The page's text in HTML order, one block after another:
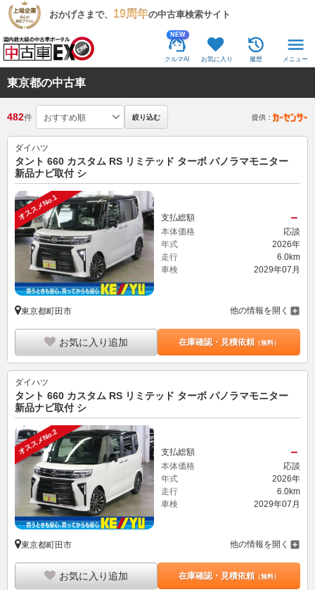
おかげさまで、 19周年の中古車検索サイト
NEW
クルマAI お気に入り 履歴 メニュー
東京都の中古車
482件 絞り込む 提供：
ダイハツ
タント 660 カスタム RS リミテッド ターボ パノラマモニター
新品ナビ取付 シ
オススメNo.1 支払総額 －
本体価格
応談
年式
2026年
走行
6.0km
車検
2029年07月
東京都町田市 他の情報を開く
お気に入り追加 在庫確認・見積依頼（無料）
ダイハツ
タント 660 カスタム RS リミテッド ターボ パノラマモニター
新品ナビ取付 シ
オススメNo.2 支払総額 －
本体価格
応談
年式
2026年
走行
6.0km
車検
2029年07月
東京都町田市 他の情報を開く
お気に入り追加 在庫確認・見積依頼（無料）